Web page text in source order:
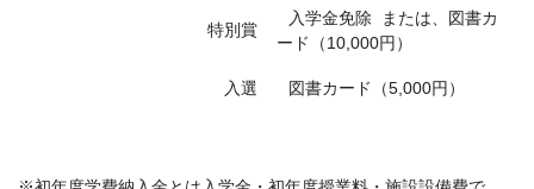
特別賞
入学金免除 または、図書カ
ード（10,000円）
入選 図書カード（5,000円）